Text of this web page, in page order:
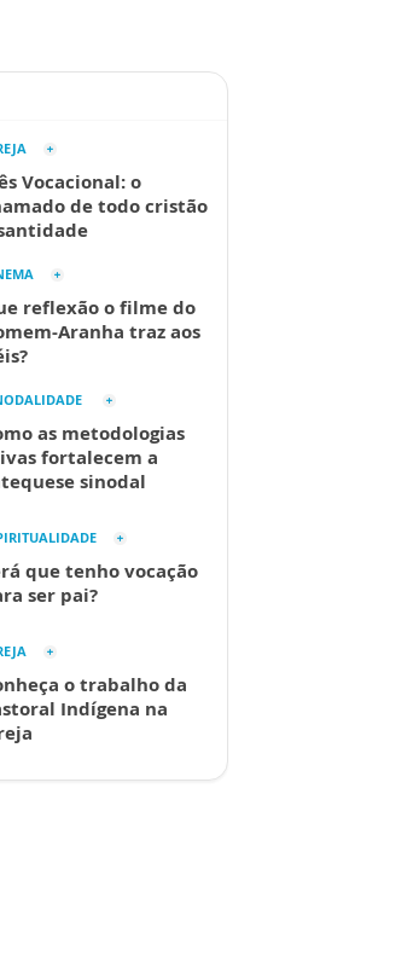
Vocacional: o
de todo cristão
reflexão o filme do
Aranha traz aos
as metodologias
fortalecem a
sinodal
que tenho vocação
ser pai?
o trabalho da
Indígena na